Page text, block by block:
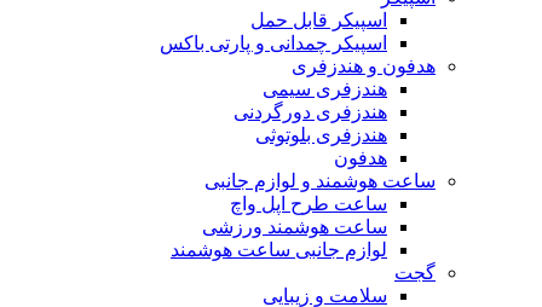
اسپیکر قابل حمل
اسپیکر چمدانی و پارتی باکس
هدفون و هندزفری
هندزفری سیمی
هندزفری دورگردنی
هندزفری بلوتوثی
هدفون
ساعت هوشمند و لوازم جانبی
ساعت طرح اپل واچ
ساعت هوشمند ورزشی
لوازم جانبی ساعت هوشمند
گجت
سلامت و زیبایی